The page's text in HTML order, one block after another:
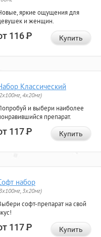
яркие ощущения для
и женщин.
116Р Купить
Классический
4x20мг)
и выбери наиболее
препарат.
117Р Купить
набор
3x20мг)
софт-препарат на свой
117Р Купить